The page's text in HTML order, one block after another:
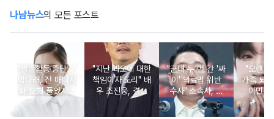
나남뉴스의 모든 포스트
"방송활동 중단…"
박나래, 전 매니저
와 오해 풀었지만
불찰 반성
"지난 과오에 대한
책임이자 도리" 배
우 조진웅, 결국
은퇴 선언
"군대 두 번 간 '싸
이' 의료법 위반
수사" 소속사, 수
면제 대리수령 불
찰...
"오랜
가족 되
이민우